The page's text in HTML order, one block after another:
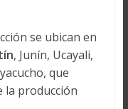
se ubican en
, Junín, Ucayali,
que
la producción